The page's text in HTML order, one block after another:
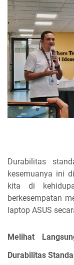
Durabilitas
kesemuanya ini
kita di
berkesempatan
laptop ASUS
Melihat
Durabilitas